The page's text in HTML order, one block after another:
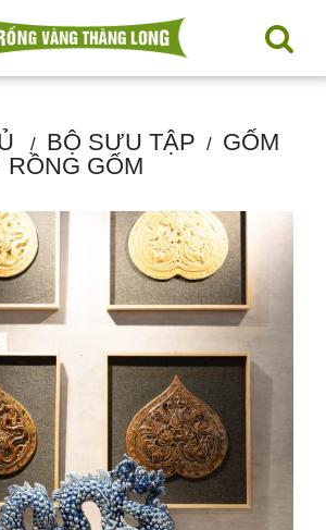
BỘ SƯU TẬP
GỐM
RỒNG GỐM